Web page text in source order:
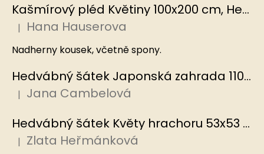
Kašmírový pléd Květiny 100x200 cm, Hedvábný svět
Hodnocení produktu je 5 z 5 hvězdiček.
| Hana Hauserova
Nadherny kousek, včetně spony.
Hedvábný šátek Japonská zahrada 110x110 cm v dárkovém balení, HEDVÁBNÝ SVĚT
Hodnocení produktu je 5 z 5 hvězdiček.
| Jana Cambelová
Hedvábný šátek Květy hrachoru 53x53 cm v dárkovém balení, HEDVÁBNÝ SVĚT
Hodnocení produktu je 5 z 5 hvězdiček.
| Zlata Heřmánková